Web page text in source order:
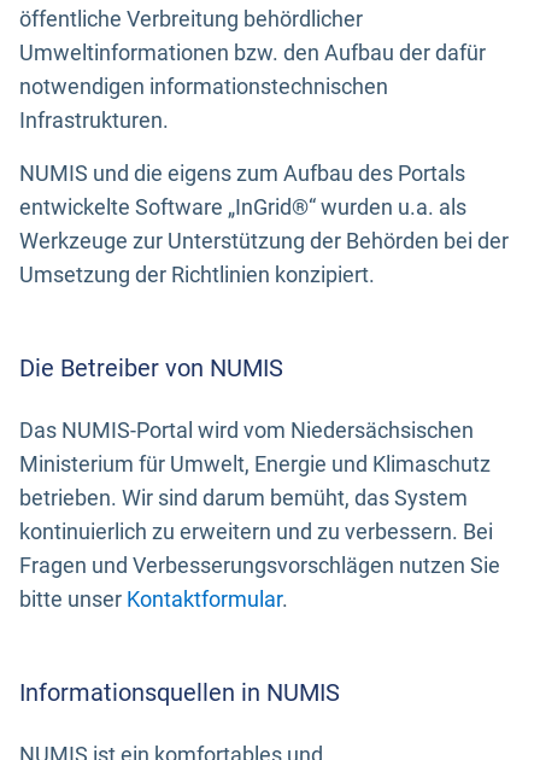
öffentliche Verbreitung behördlicher
Umweltinformationen bzw. den Aufbau der dafür
notwendigen informationstechnischen
Infrastrukturen.
NUMIS und die eigens zum Aufbau des Portals
entwickelte Software „InGrid®“ wurden u.a. als
Werkzeuge zur Unterstützung der Behörden bei der
Umsetzung der Richtlinien konzipiert.
Die Betreiber von NUMIS
Das NUMIS-Portal wird vom Niedersächsischen
Ministerium für Umwelt, Energie und Klimaschutz
betrieben. Wir sind darum bemüht, das System
kontinuierlich zu erweitern und zu verbessern. Bei
Fragen und Verbesserungsvorschlägen nutzen Sie
bitte unser Kontaktformular.
Informationsquellen in NUMIS
NUMIS ist ein komfortables und